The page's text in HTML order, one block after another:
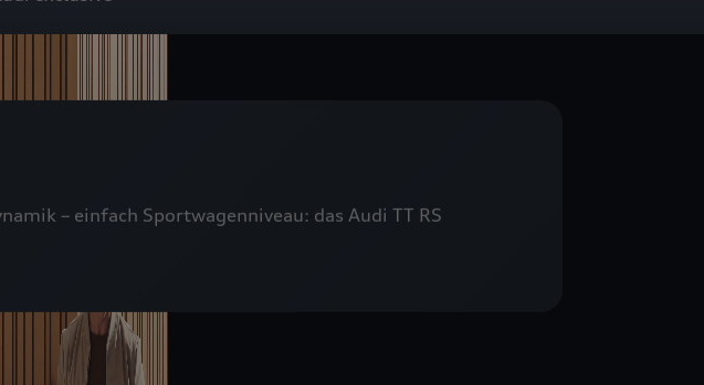
– einfach Sportwagenniveau: das Audi TT RS